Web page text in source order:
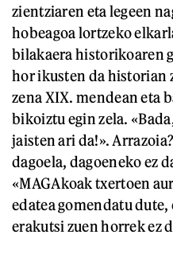
zientziaren eta legeen
hobeagoa lortzeko
bilakaera historikoaren
hor ikusten da historian
zena XIX. mendean eta
bikoiztu egin zela.
jaisten ari da!».
dagoela, dagoeneko ez
«MAGAkoak txertoen
edatea gomendatu
erakutsi zuen horrek ez